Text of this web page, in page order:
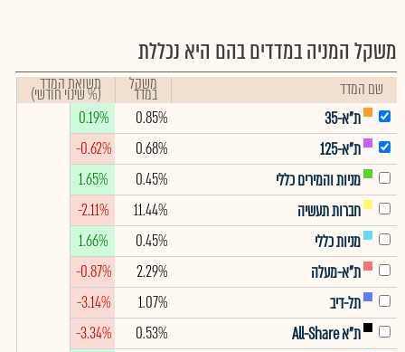
משקל המניה במדדים בהם היא נכללת
שם המדד משקל
במדד תשואת המדד
(% שינוי חודשי)
ת"א-35
0.85%
0.19%
ת"א-125
0.68%
-0.62%
מניות והמירים כללי
0.45%
1.65%
חברות תעשיה
11.44%
-2.11%
מניות כללי
0.45%
1.66%
ת"א-מעלה
2.29%
-0.87%
תל-דיב
1.07%
-3.14%
ת"א All-Share
0.53%
-3.34%